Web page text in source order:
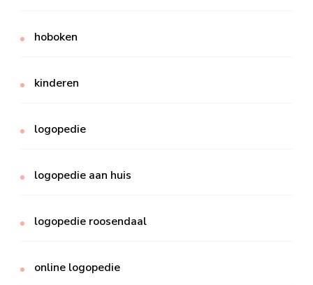
hoboken
kinderen
logopedie
logopedie aan huis
logopedie roosendaal
online logopedie